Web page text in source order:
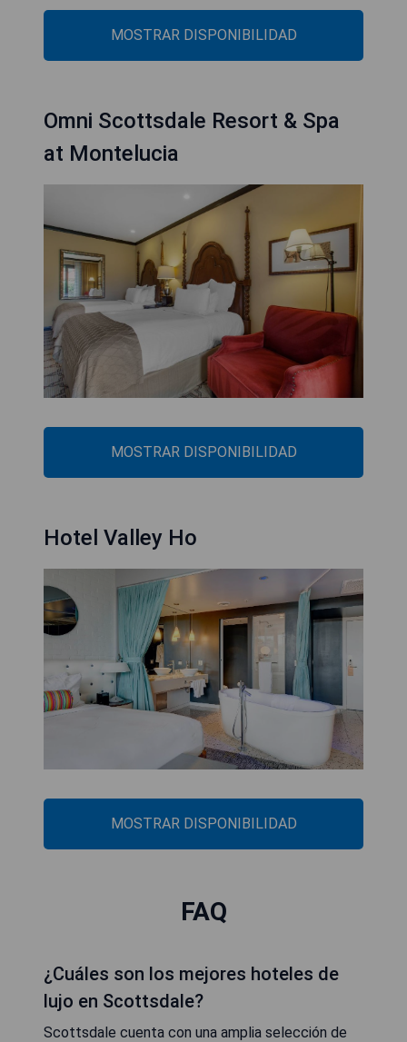
MOSTRAR DISPONIBILIDAD
Omni Scottsdale Resort & Spa
at Montelucia
MOSTRAR DISPONIBILIDAD
Hotel Valley Ho
MOSTRAR DISPONIBILIDAD
FAQ
¿Cuáles son los mejores hoteles de
lujo en Scottsdale?
Scottsdale cuenta con una amplia selección de